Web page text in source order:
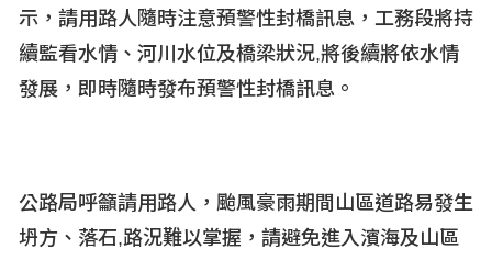
示，請用路人隨時注意預警性封橋訊息，工務段將持
續監看水情、河川水位及橋梁狀況,將後續將依水情
發展，即時隨時發布預警性封橋訊息。
公路局呼籲請用路人，颱風豪雨期間山區道路易發生
坍方、落石,路況難以掌握，請避免進入濱海及山區